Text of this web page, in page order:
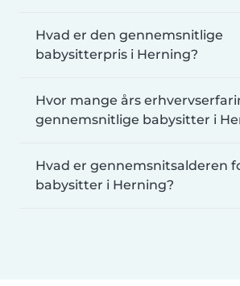
Hvad er den gennemsnitlige
babysitterpris i Herning?
Hvor mange års
gennemsnitlige babysitter i
Hvad er gennemsnitsalderen
babysitter i Herning?